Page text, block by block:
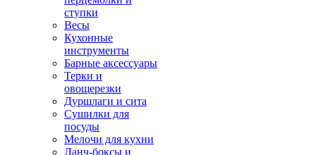
ступки
Весы
Кухонные
инструменты
Барные аксессуары
Терки и
овощерезки
Дуршлаги и сита
Сушилки для
посуды
Мелочи для кухни
Ланч-боксы и